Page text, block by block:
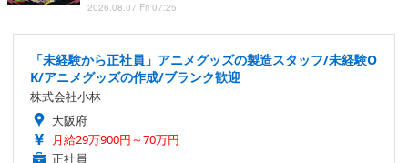
2026.08.07 Fri 07:25
「未経験から正社員」アニメグッズの製造スタッフ/未経験O
K/アニメグッズの作成/ブランク歓迎
株式会社小林
大阪府
月給29万900円～70万円
正社員